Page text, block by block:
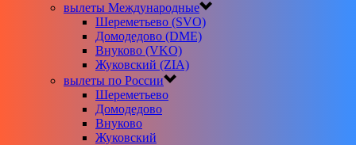
вылеты Международные
Шереметьево (SVO)
Домодедово (DME)
Внуково (VKO)
Жуковский (ZIA)
вылеты по России
Шереметьево
Домодедово
Внуково
Жуковский